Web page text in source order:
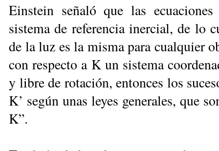
Einstein señaló que las
sistema de referencia inercial, de lo
de la luz es la misma para cualquier
con respecto a K un sistema
y libre de rotación, entonces los
K’ según unas leyes generales, que
K”.